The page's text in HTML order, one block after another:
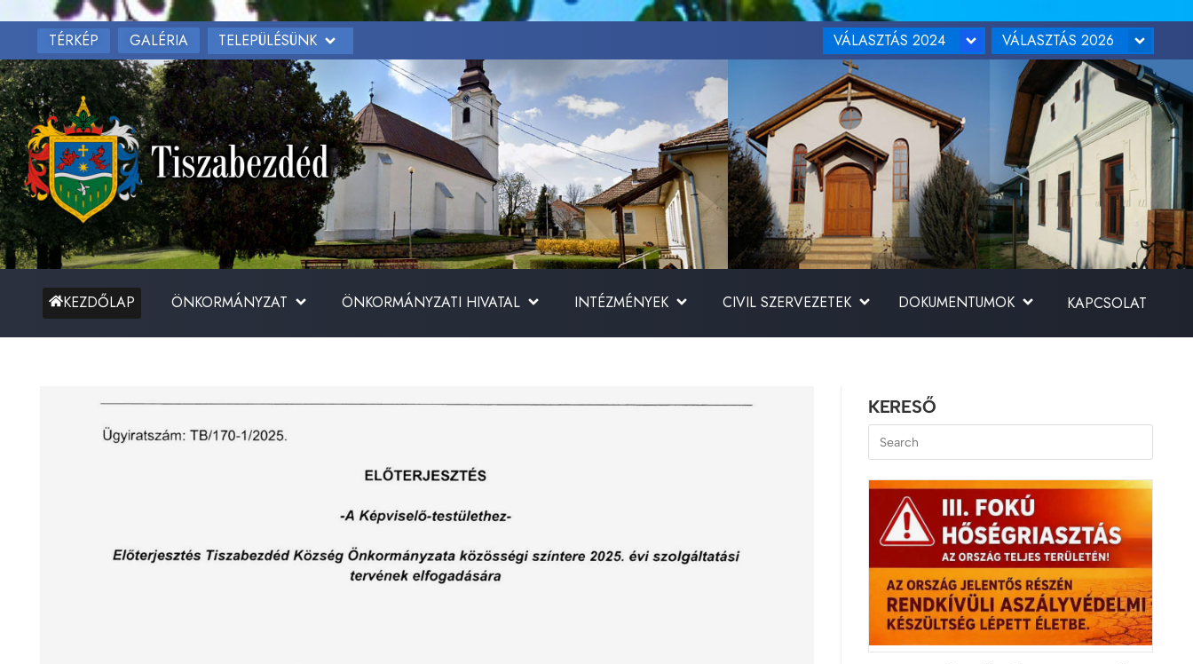
TÉRKÉP GALÉRIA TELEPÜLÉSÜNK VÁLASZTÁS 2024 VÁLASZTÁS 2026
KEZDŐLAP ÖNKORMÁNYZAT ÖNKORMÁNYZATI HIVATAL INTÉZMÉNYEK CIVIL SZERVEZETEK DOKUMENTUMOK KAPCSOLAT
KERESŐ